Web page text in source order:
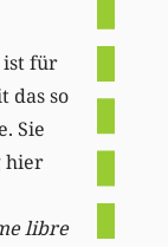
ist für
das so
Sie
hier
libre